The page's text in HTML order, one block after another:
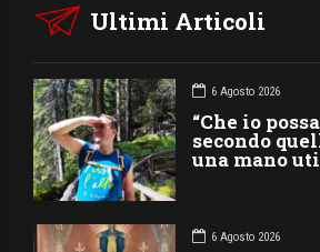
Ultimi Articoli
6 Agosto 2026
“Che io
secondo
una mano
6 Agosto 2026